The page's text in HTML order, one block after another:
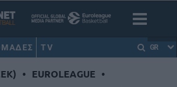
TV GR
• EUROLEAGUE •